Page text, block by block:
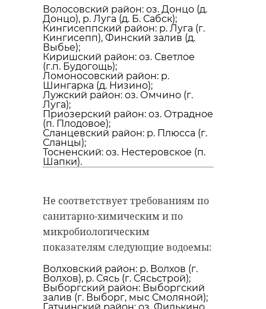
Волосовский район: оз. Донцо (д.
Донцо), р. Луга (д. Б. Сабск);
Кингисеппский район: р. Луга (г.
Кингисепп), Финский залив (д.
Выбье);
Киришский район: оз. Светлое
(г.п. Будогощь);
Ломоносовский район: р.
Шингарка (д. Низино);
Лужский район: оз. Омчино (г.
Луга);
Приозерский район: оз. Отрадное
(п. Плодовое);
Сланцевский район: р. Плюсса (г.
Сланцы);
Тосненский: оз. Нестеровское (п.
Шапки).
Не соответствует требованиям по
санитарно-химическим и по
микробиологическим
показателям следующие водоемы:
Волховский район: р. Волхов (г.
Волхов), р. Сясь (г. Сясьстрой);
Выборгский район: Выборгский
залив (г. Выборг, мыс Смоляной);
летней давности и, может тогда,
удастся узнать, какой была жизнь
Анны Беквор и других бельгийцев
в Сосновом Бору.
история сосновый бор
Поделиться статьей:
военно-историческая
реконструкция
каменка
линия маннергейма
Поделиться статьей: